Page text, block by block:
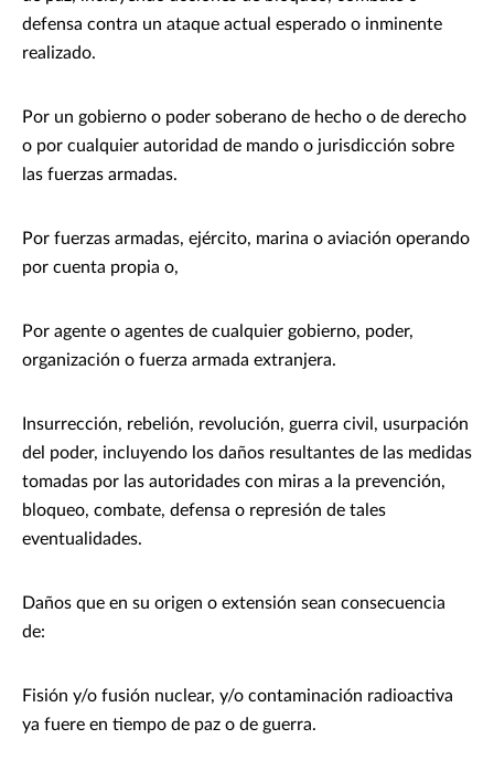
defensa contra un ataque actual esperado o inminente
realizado.
Por un gobierno o poder soberano de hecho o de derecho
o por cualquier autoridad de mando o jurisdicción sobre
las fuerzas armadas.
Por fuerzas armadas, ejército, marina o aviación operando
por cuenta propia o,
Por agente o agentes de cualquier gobierno, poder,
organización o fuerza armada extranjera.
Insurrección, rebelión, revolución, guerra civil, usurpación
del poder, incluyendo los daños resultantes de las medidas
tomadas por las autoridades con miras a la prevención,
bloqueo, combate, defensa o represión de tales
eventualidades.
Daños que en su origen o extensión sean consecuencia
de:
Fisión y/o fusión nuclear, y/o contaminación radioactiva
ya fuere en tiempo de paz o de guerra.